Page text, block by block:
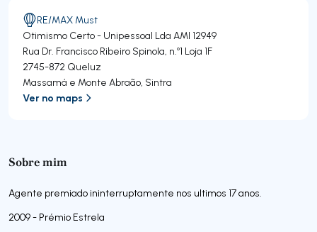
Sobre mim
Agente premiado ininterruptamente nos ultimos 17 anos.
2009 - Prémio Estrela
RE/MAX Must
Otimismo Certo - Unipessoal Lda AMI 12949
Rua Dr. Francisco Ribeiro Spinola, n.º1 Loja 1F
2745-872 Queluz
Massamá e Monte Abraão, Sintra
Ver no maps